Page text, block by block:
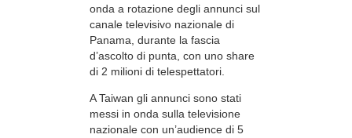
onda a rotazione degli annunci sul
canale televisivo nazionale di
Panama, durante la fascia
d’ascolto di punta, con uno share
di 2 milioni di telespettatori.
A Taiwan gli annunci sono stati
messi in onda sulla televisione
nazionale con un’audience di 5